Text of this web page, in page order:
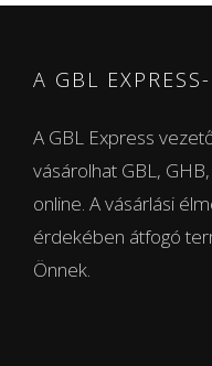
A GBL
A GBL Express
vásárolhat GBL,
online. A vásárlási
érdekében átfogó
Önnek.